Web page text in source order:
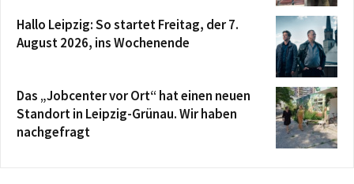
Hallo Leipzig: So startet Freitag, der 7.
August 2026, ins Wochenende
Das „Jobcenter vor Ort“ hat einen neuen
Standort in Leipzig-Grünau. Wir haben
nachgefragt